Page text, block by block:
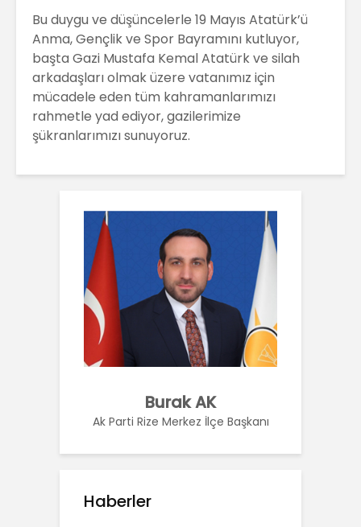
Bu duygu ve düşüncelerle 19 Mayıs Atatürk’ü
Anma, Gençlik ve Spor Bayramını kutluyor,
başta Gazi Mustafa Kemal Atatürk ve silah
arkadaşları olmak üzere vatanımız için
mücadele eden tüm kahramanlarımızı
rahmetle yad ediyor, gazilerimize
şükranlarımızı sunuyoruz.
Burak AK
Ak Parti Rize Merkez İlçe Başkanı
Haberler